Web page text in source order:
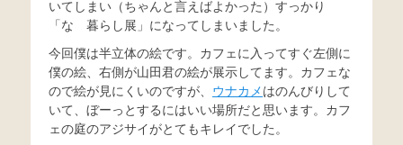
いてしまい（ちゃんと言えばよかった）すっかり
「な 暮らし展」になってしまいました。
今回僕は半立体の絵です。カフェに入ってすぐ左側に
僕の絵、右側が山田君の絵が展示してます。カフェな
ので絵が見にくいのですが、 ウナカメはのんびりして
いて、ぼーっとするにはいい場所だと思います。カフ
ェの庭のアジサイがとてもキレイでした。